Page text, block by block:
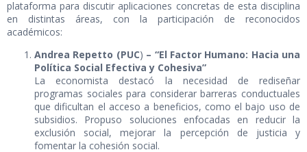
plataforma para discutir aplicaciones concretas de esta disciplina
en distintas áreas, con la participación de reconocidos
académicos:
Andrea Repetto (PUC) – “El Factor Humano: Hacia una
Política Social Efectiva y Cohesiva”
La economista destacó la necesidad de rediseñar
programas sociales para considerar barreras conductuales
que dificultan el acceso a beneficios, como el bajo uso de
subsidios. Propuso soluciones enfocadas en reducir la
exclusión social, mejorar la percepción de justicia y
fomentar la cohesión social.